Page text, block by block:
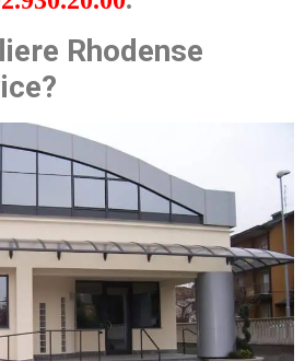
Rhodense